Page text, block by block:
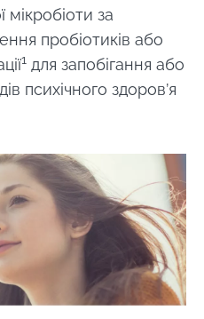
мікробіоти за
пробіотиків або
1 для запобігання або
психічного здоров’я